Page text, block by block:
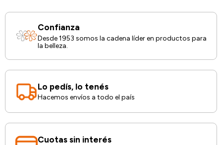
Confianza
Desde 1953 somos la cadena líder en productos para
la belleza.
Lo pedís, lo tenés
Hacemos envíos a todo el país
Cuotas sin interés